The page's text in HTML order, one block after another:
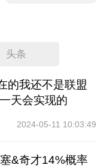
头条
的我还不是联盟
天会实现的
2024-05-11 10:03:49
&奇才14%概率